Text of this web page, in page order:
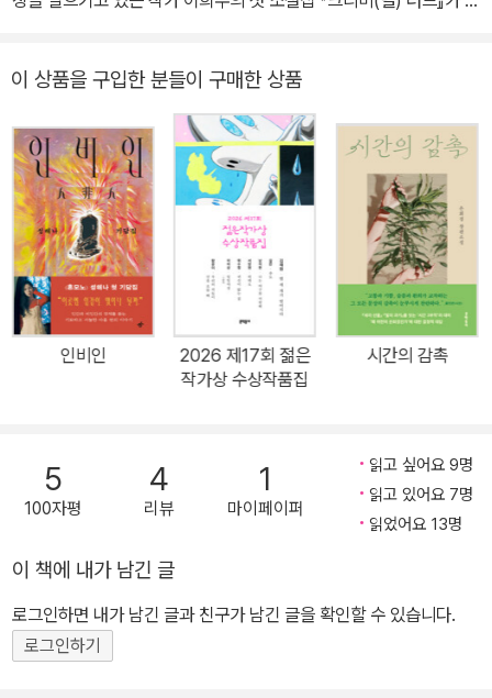
인간이 품을 수 있는 온갖 이색적인 욕망과 그로 인한 파국을 그리며
평단과 독자에게 낯선 긴장감을 선사해왔다. 공감에 기반한 편안한
감상의 영역을 벗어난 그의 소설을 나름대로 해석해보고자 하는 욕구
가 점점 더 많은 이들에게 퍼져나감에 따라, 각기 다른 의견을 적극적
으로 교환하며 새로운 독서 취향을 발굴하는 활발한 읽기가 이루어지
고 있다. 한국문학의 다양성을 지켜나가는 데 이희주가 최전선에서
앞장서고 있는 셈이다. 이희주 소설이 앞으로도 주목의 대상이 되리
라는 예감은 최근 작가가 보여준 빛나는 성과가 뒷받침한다. 장편 『성
소년』이 영국과 미국에 각각 억대 계약금을 받으며 수출되고, 2025
년 단편 「최애의 아이」 「사과와 링고」가 젊은작가상과 이효석문학상
다. 바로 이때, 이희주가 지금까지 일궈온 드넓은 소설세계를 한눈에
조망케 해줄 그의 첫 소설집을 읽는 일은 한국문학의 새로운 첨단과
미래를 확인할 수 있다는 점에서 가치롭다. 한국소설이 다룰 수 있는
자유로움까지 느껴진다. 이 책에 실린 여덟 편의 단편은 낯설고 기괴
하며 그래서 슬픈 욕망을 다루지만, 겁먹을 필요는 없다. 작가가 그 모
든 것을 소설 속에서 항유해도 좋을 대상으로 만들어내기 때문이다.
이 상품을 구입한 분들이 구매한 상품
인비인
2026 제17회 젊은
작가상 수상작품집
시간의 감촉
5
100자평
4
리뷰
1
마이페이퍼
읽고 싶어요 9명
읽고 있어요 7명
읽었어요 13명
이 책에 내가 남긴 글
로그인하면 내가 남긴 글과 친구가 남긴 글을 확인할 수 있습니다.
로그인하기